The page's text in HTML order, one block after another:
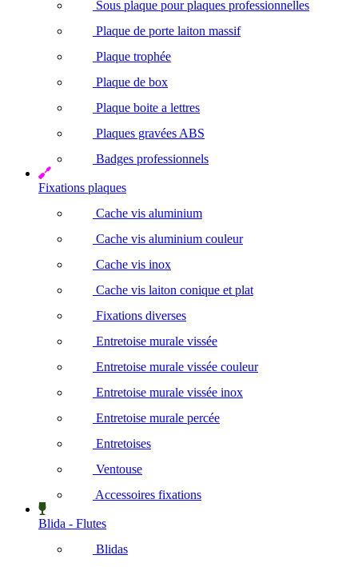
Sous plaque pour plaques professionnelles
Plaque de porte laiton massif
Plaque trophée
Plaque de box
Plaque boite a lettres
Plaques gravées ABS
Badges professionnels
Fixations plaques
Cache vis aluminium
Cache vis aluminium couleur
Cache vis inox
Cache vis laiton conique et plat
Fixations diverses
Entretoise murale vissée
Entretoise murale vissée couleur
Entretoise murale vissée inox
Entretoise murale percée
Entretoises
Ventouse
Accessoires fixations
Blida - Flutes
Blidas